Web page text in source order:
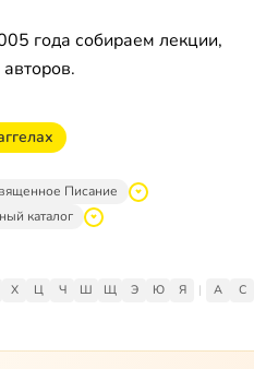
года собираем лекции,
Писание
каталог
Х Ц Ч Ш Щ Э Ю Я | A C